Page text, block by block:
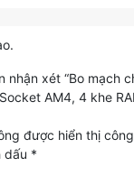
nhận xét “Bo mạch
AM4, 4 khe
được hiển thị
dấu *